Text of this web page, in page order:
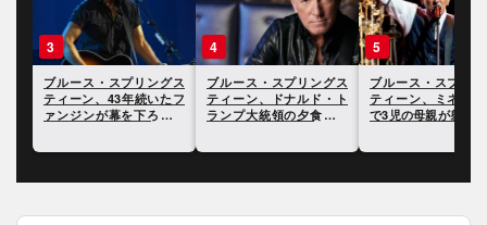
3
ブルース・スプリングス
ティーン、43年続いたフ
ァンジンが幕を下ろすこ
4
ブルース・スプリングス
ティーン、ドナルド・ト
ランプ大統領の夕食会で
5
ブルース・スプリ
ティーン、ミネア
で3児の母親が射殺